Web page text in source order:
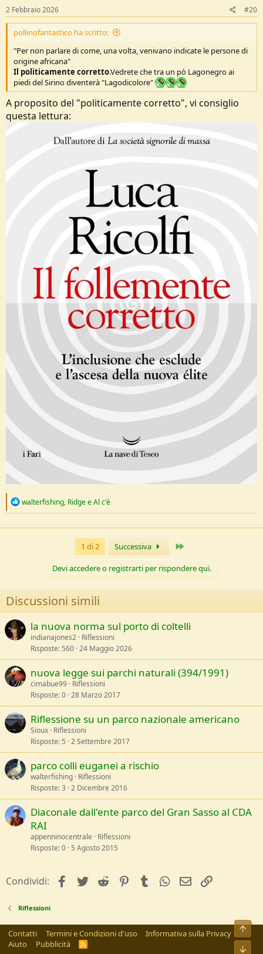
s
:
2 Febbraio 2026 #20
pollinofantastico ha scritto:
"Per non parlare di come, una volta, venivano indicate le persone di
origine africana"
Il politicamente corretto.Vedrete che tra un pò Lagonegro ai
piedi del Sirino diventerà "Lagodicolore"
A proposito del "politicamente corretto", vi consiglio
questa lettura:
R
c
walterfishing, RidgeeAl c'è
1 di 2 Successiva
Devi accedere o registrarti per rispondere qui.
Discussioni simili
la nuova norma sul porto di coltelli
indianajones2 Riflessioni
Risposte 560 24 Maggio 2026
nuova legge sui parchi naturali (394/1991)
cimabue99 Riflessioni
Risposte 0 28 Marzo 2017
Riflessione su un parco nazionale americano
Sioux Riflessioni
Risposte 5 2 Settembre 2017
parco colli euganei a rischio
walterfishing Riflessioni
Risposte 3 2 Dicembre 2016
Diaconale dall'ente parco del Gran Sasso al CDA
RAI
appenninocentrale
Riflessioni
Risposte 0 5 Agosto 2015
Condividi: facebookTwitterReddit PinterestTumblrWhatsApp
e-mail
Riflessioni
Contatti Termini e Condizioni d'uso
Informativa sulla Privacy
Aiuto
Pubblicità
R
Alto